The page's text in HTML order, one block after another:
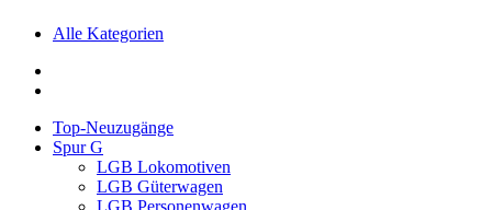
Alle Kategorien
Top-Neuzugänge
Spur G
LGB Lokomotiven
LGB Güterwagen